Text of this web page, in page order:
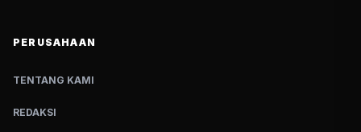
PERUSAHAAN
TENTANG KAMI
REDAKSI